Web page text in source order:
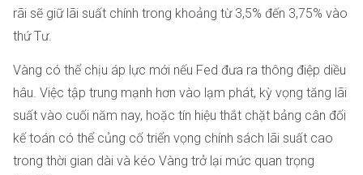
rãi sẽ giữ lãi suất chính trong khoảng từ 3,5% đến 3,75% vào
thứ Tư.
Vàng có thể chịu áp lực mới nếu Fed đưa ra thông điệp diều
hâu. Việc tập trung mạnh hơn vào lạm phát, kỳ vọng tăng lãi
suất vào cuối năm nay, hoặc tín hiệu thắt chặt bảng cân đối
kế toán có thể củng cố triển vọng chính sách lãi suất cao
trong thời gian dài và kéo Vàng trở lại mức quan trọng